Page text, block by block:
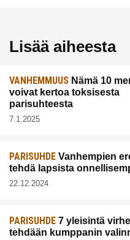
Lisää aiheesta
VANHEMMUUS Nämä 10
voivat kertoa toksisesta
parisuhteesta
7.1.2025
PARISUHDE Vanhempien
tehdä lapsista
22.12.2024
PARISUHDE 7 yleisintä
tehdään kumppanin